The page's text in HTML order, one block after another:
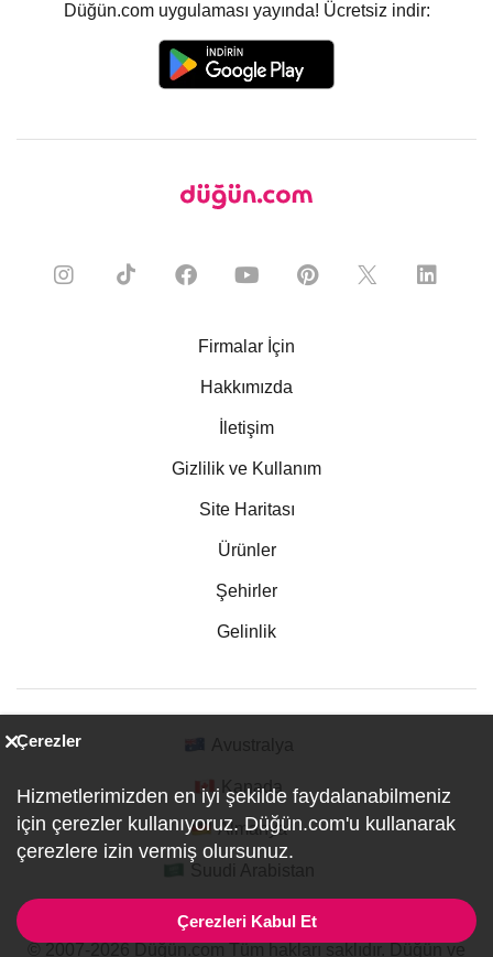
Düğün.com uygulaması yayında! Ücretsiz indir:
Firmalar İçin
Hakkımızda
İletişim
Gizlilik ve Kullanım
Site Haritası
Ürünler
Şehirler
Gelinlik
Kanada
Almanya
Çerezler
Hizmetlerimizden en iyi şekilde faydalanabilmeniz
için çerezler kullanıyoruz. Düğün.com'u kullanarak
çerezlere izin vermiş olursunuz.
Çerezleri Kabul Et